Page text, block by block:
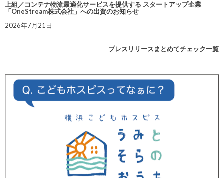
上組／コンテナ物流最適化サービスを提供する スタートアップ企業
「OneStream株式会社」への出資のお知らせ
2026年7月21日
プレスリリースまとめてチェック一覧